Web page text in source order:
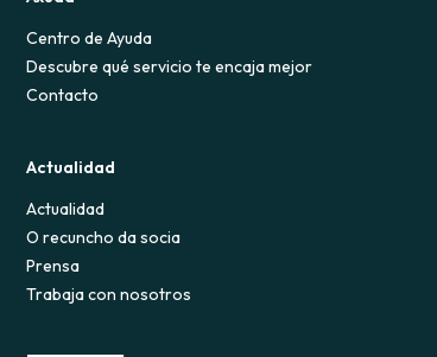
Centro de Ayuda
Descubre qué servicio te encaja mejor
Contacto
Actualidad
Actualidad
O recuncho da socia
Prensa
Trabaja con nosotros